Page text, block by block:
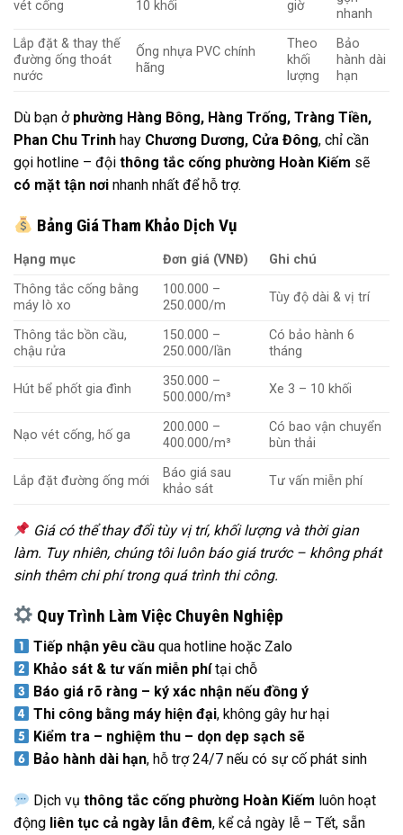
vét cống 10 khối giờ
nhanh
Lắp đặt & thay thế
đường ống thoát
nước
Ống nhựa PVC chính
hãng
Theo
khối
lượng
Bảo
hành dài
hạn
Dù bạn ở phường Hàng Bông, Hàng Trống, Tràng Tiền,
Phan Chu Trinh hay Chương Dương, Cửa Đông, chỉ cần
gọi hotline – đội thông tắc cống phường Hoàn Kiếm sẽ
có mặt tận nơi nhanh nhất để hỗ trợ.
Bảng Giá Tham Khảo Dịch Vụ
Hạng mục Đơn giá (VNĐ)
Ghi chú
Thông tắc cống bằng
máy lò xo
100.000 –
250.000/m
Tùy độ dài & vị trí
Thông tắc bồn cầu,
chậu rửa
150.000 –
250.000/lần
Có bảo hành 6
tháng
Hút bể phốt gia đình
350.000 –
500.000/m³
Xe 3 – 10 khối
Nạo vét cống, hố ga
200.000 –
400.000/m³
Có bao vận chuyển
bùn thải
Lắp đặt đường ống mới
Báo giá sau
khảo sát
Tư vấn miễn phí
Giá có thể thay đổi tùy vị trí, khối lượng và thời gian
làm. Tuy nhiên, chúng tôi luôn báo giá trước – không phát
sinh thêm chi phí trong quá trình thi công.
Quy Trình Làm Việc Chuyên Nghiệp
Tiếp nhận yêu cầu qua hotline hoặc Zalo
Khảo sát & tư vấn miễn phítại chỗ
Báo giá rõ ràng – ký xác nhận nếu đồng ý
Thi công bằng máy hiện đại, không gây hư hại
Kiểm tra – nghiệm thu – dọn dẹp sạch sẽ
Bảo hành dài hạn, hỗ trợ 24/7 nếu có sự cố phát sinh
Dịch vụthông tắc cống phường Hoàn Kiếm luôn hoạt
động liên tục cả ngày lẫn đêm, kể cả ngày lễ – Tết, sẵn